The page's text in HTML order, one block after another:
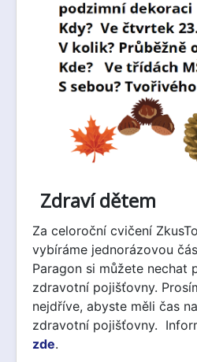
Zdraví dětem
Za celoroční cvičení
vybíráme jednorázovou
Paragon si můžete nechat
zdravotní pojišťovny.
nejdříve, abyste měli čas
zdravotní pojišťovny.
zde.